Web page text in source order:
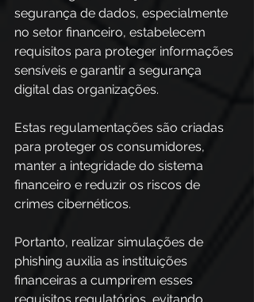
segurança de dados, especialmente
no setor financeiro, estabelecem
requisitos para proteger informações
sensíveis e garantir a segurança
digital das organizações.
Estas regulamentações são criadas
para proteger os consumidores,
manter a integridade do sistema
financeiro e reduzir os riscos de
crimes cibernéticos.
Portanto, realizar simulações de
phishing auxilia as instituições
financeiras a cumprirem esses